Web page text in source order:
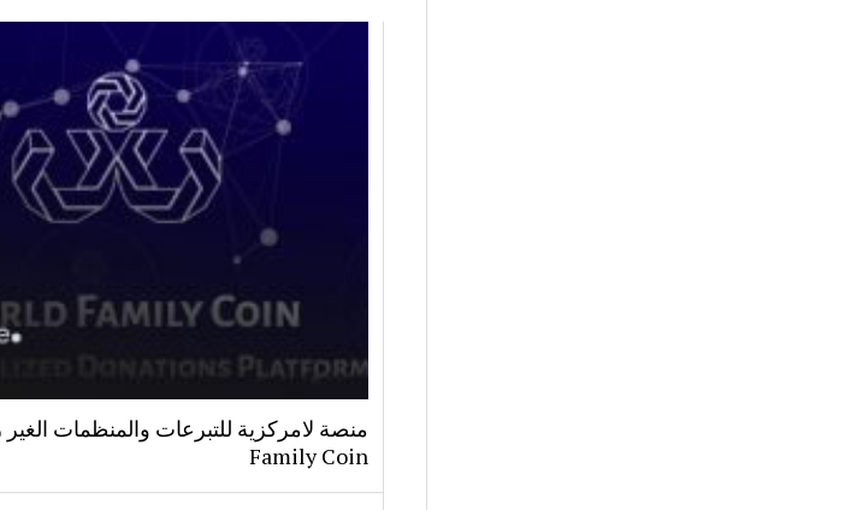
Family Coin